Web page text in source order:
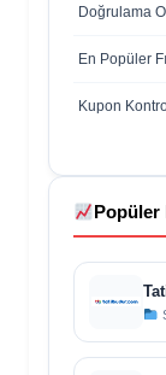
Doğrulama
En Popüler
Kupon
Popüler